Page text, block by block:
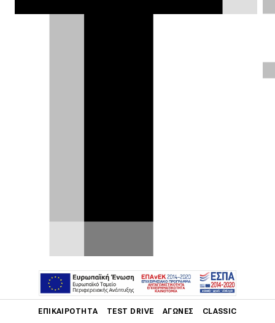
ΕΠΙΚΑΙΡΌΤΗΤΑ TEST DRIVE ΑΓΏΝΕΣ CLASSIC
Τη λίστα τη συνέταξε το βρετανικόFox
News και ορισμένοι νόμοι μπορεί να